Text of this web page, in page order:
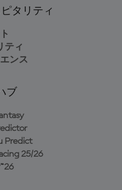
タリティ
ティ
ンス
ブ
Predict
25/26